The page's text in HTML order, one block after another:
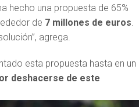
hecho una propuesta de 65%
de 7 millones de euros.
agrega.
esta propuesta hasta en un
deshacerse de este